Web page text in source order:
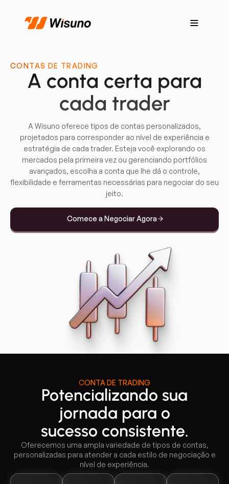
CONTAS DE TRADING
A conta certa para
cada trader
A Wisuno oferece tipos de contas personalizados,
projetados para corresponder ao nível de experiência e
estratégia de cada trader. Esteja você explorando os
mercados pela primeira vez ou gerenciando portfólios
avançados, escolha a conta que lhe dá o controle,
flexibilidade e ferramentas necessárias para negociar do seu
jeito.
Comece a Negociar Agora
CONTA DE TRADING
Potencializando sua
jornada para o
sucesso consistente.
Oferecemos uma ampla variedade de tipos de contas,
personalizadas para atender a cada estilo de negociação e
nível de experiência.